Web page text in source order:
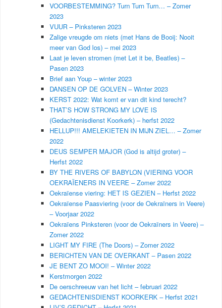
VOORBESTEMMING? Turn Turn Turn… – Zomer
2023
VUUR – Pinksteren 2023
Zalige vreugde om niets (met Hans de Booij: Nooit
meer van God los) – mei 2023
Laat je leven stromen (met Let it be, Beatles) –
Pasen 2023
Brief aan Youp – winter 2023
DANSEN OP DE GOLVEN – Winter 2023
KERST 2022: Wat komt er van dit kind terecht?
THAT’S HOW STRONG MY LOVE IS
(Gedachtenisdienst Koorkerk) – herfst 2022
HELLUP!!! AMELEKIETEN IN MIJN ZIEL… – Zomer
2022
DEUS SEMPER MAJOR (God is altijd groter) –
Herfst 2022
BY THE RIVERS OF BABYLON (VIERING VOOR
OEKRAÏENERS IN VEERE – Zomer 2022
Oekraïense viering: HET IS GEZIEN – Herfst 2022
Oekraïense Paasviering (voor de Oekraïners in Veere)
– Voorjaar 2022
Oekraïens Pinksteren (voor de Oekraïners in Veere) –
Zomer 2022
LIGHT MY FIRE (The Doors) – Zomer 2022
BERICHTEN VAN DE OVERKANT – Pasen 2022
JE BENT ZO MOOI! – Winter 2022
Kerstmorgen 2022
De oerschreeuw van het licht – februari 2022
GEDACHTENISDIENST KOORKERK – Herfst 2021